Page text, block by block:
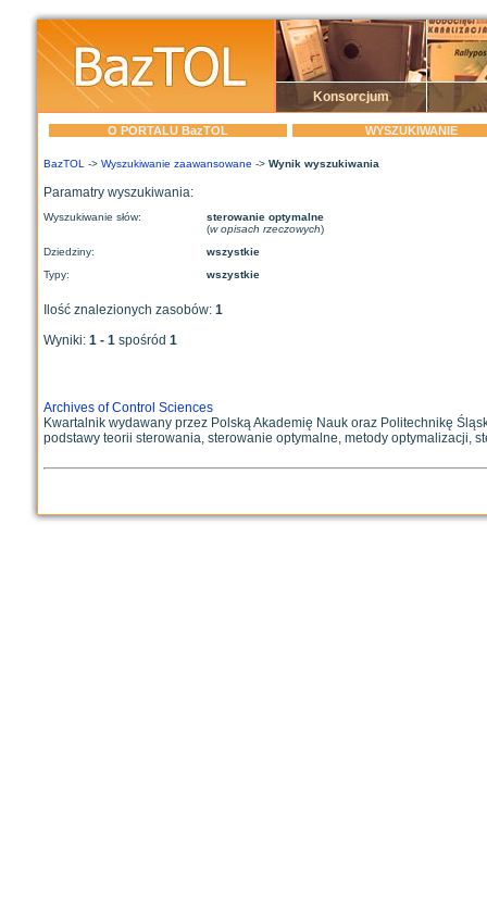
Konsorcjum
O PORTALU BazTOL WYSZUKIWANIE
BazTOL -> Wyszukiwanie zaawansowane -> Wynik wyszukiwania
Paramatry wyszukiwania:
Wyszukiwanie słów:
sterowanie optymalne
(w opisach rzeczowych)
Dziedziny:
wszystkie
Typy:
wszystkie
Ilość znalezionych zasobów: 1
Wyniki: 1 - 1 spośród 1
Archives of Control Sciences
Kwartalnik wydawany przez Polską Akademię Nauk oraz Politechnikę
podstawy teorii sterowania, sterowanie optymalne, metody optymalizacji,